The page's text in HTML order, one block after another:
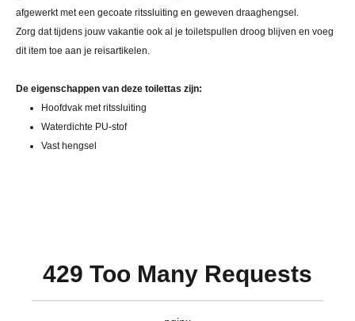
afgewerkt met een gecoate ritssluiting en geweven draaghengsel.
Zorg dat tijdens jouw vakantie ook al je toiletspullen droog blijven en voeg
dit item toe aan je reisartikelen.
De eigenschappen van deze toilettas zijn:
Hoofdvak met ritssluiting
Waterdichte PU-stof
Vast hengsel
429 Too Many Requests